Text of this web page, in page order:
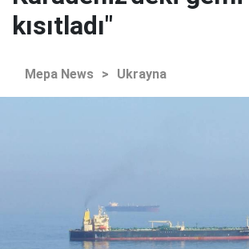
kısıtladı"
Mepa News > Ukrayna